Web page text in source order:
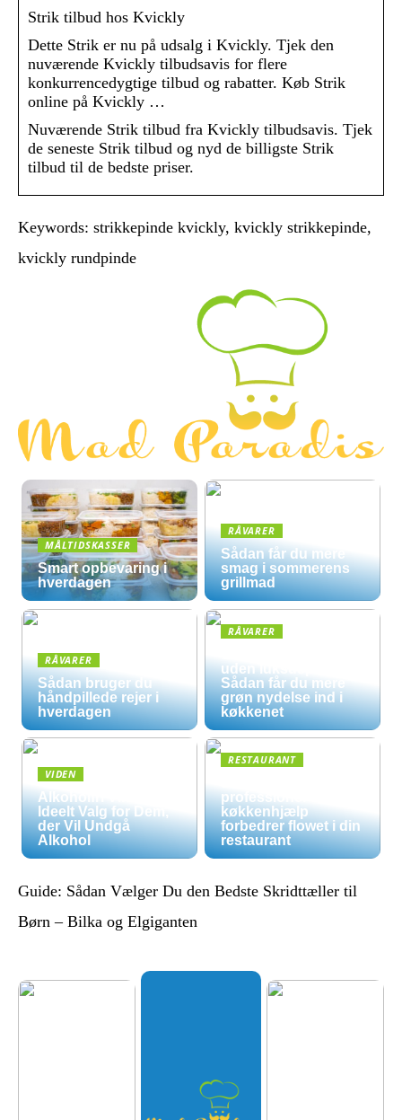
Strik tilbud hos Kvickly
Dette Strik er nu på udsalg i Kvickly. Tjek den
nuværende Kvickly tilbudsavis for flere
konkurrencedygtige tilbud og rabatter. Køb Strik
online på Kvickly …
Nuværende Strik tilbud fra Kvickly tilbudsavis. Tjek
de seneste Strik tilbud og nyd de billigste Strik
tilbud til de bedste priser.
Keywords: strikkepinde kvickly, kvickly strikkepinde,
kvickly rundpinde
MÅLTIDSKASSER
Smart opbevaring i
hverdagen
RÅVARER
Sådan får du mere
smag i sommerens
grillmad
RÅVARER
Sådan bruger du
håndpillede rejer i
hverdagen
RÅVARER
uden luksuspriser:
Sådan får du mere
grøn nydelse ind i
køkkenet
VIDEN
Alkoholfri Vine: Et
Ideelt Valg for Dem,
der Vil Undgå
Alkohol
RESTAURANT
professionel
køkkenhjælp
forbedrer flowet i din
restaurant
Guide: Sådan Vælger Du den Bedste Skridttæller til
Børn – Bilka og Elgiganten